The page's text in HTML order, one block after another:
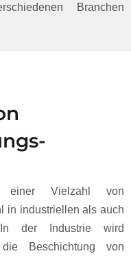
Branchen
einer Vielzahl von
in industriellen als auch
der Industrie wird
Beschichtung von